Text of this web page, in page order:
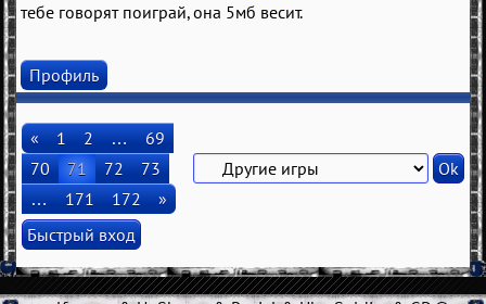
тебе говорят поиграй, она 5мб весит.
Профиль
« 1 2 …
69
70
71 72
73
…
171 172 »